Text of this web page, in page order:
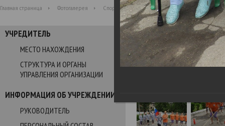
Главная страница Фотогалерея Спортивный праздник «В ногу с олимпийцами»
УЧРЕДИТЕЛЬ
МЕСТО НАХОЖДЕНИЯ
СТРУКТУРА И ОРГАНЫ
УПРАВЛЕНИЯ ОРГАНИЗАЦИИ
ИНФОРМАЦИЯ ОБ УЧРЕЖДЕНИИ
РУКОВОДИТЕЛЬ
Фотогалерея
Спортивный праздник «В